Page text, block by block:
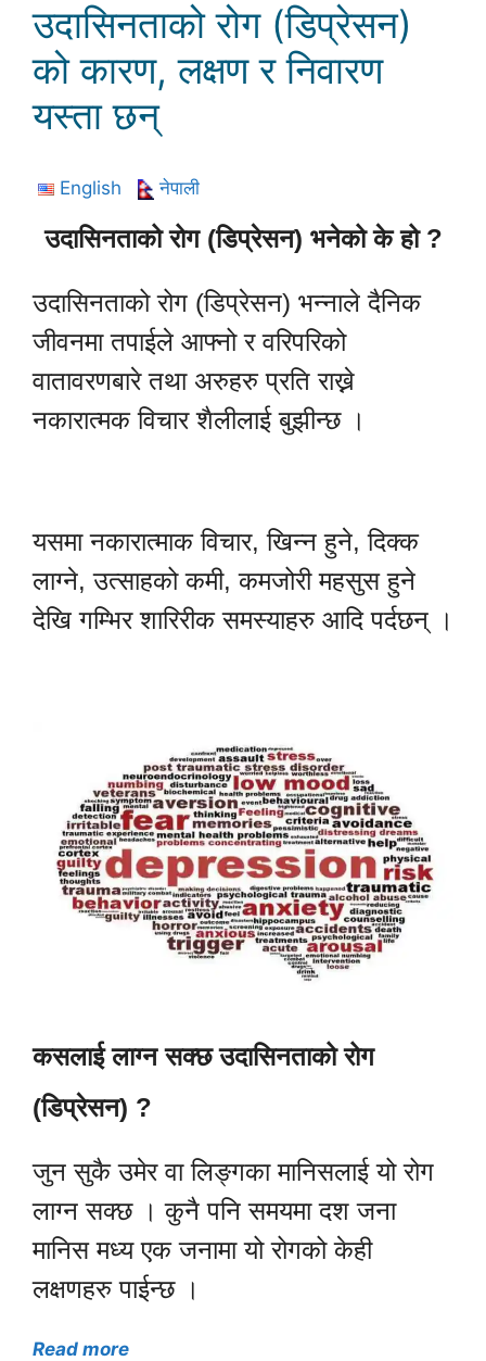
उदासिनताको रोग (डिप्रेसन)
को कारण, लक्षण र निवारण
यस्ता छन्
English नेपाली
उदासिनताको रोग (डिप्रेसन) भनेको के हो ?
उदासिनताको रोग (डिप्रेसन) भन्नाले दैनिक
जीवनमा तपाईले आफ्नो र वरिपरिको
वातावरणबारे तथा अरुहरु प्रति राख्ने
नकारात्मक विचार शैलीलाई बुझीन्छ ।
यसमा नकारात्माक विचार, खिन्न हुने, दिक्क
लाग्ने, उत्साहको कमी, कमजोरी महसुस हुने
देखि गम्भिर शारिरीक समस्याहरु आदि पर्दछन् ।
कसलाई लाग्न सक्छ उदासिनताको रोग
(डिप्रेसन) ?
जुन सुकै उमेर वा लिङ्गका मानिसलाई यो रोग
लाग्न सक्छ । कुनै पनि समयमा दश जना
मानिस मध्य एक जनामा यो रोगको केही
लक्षणहरु पाईन्छ ।
Read more